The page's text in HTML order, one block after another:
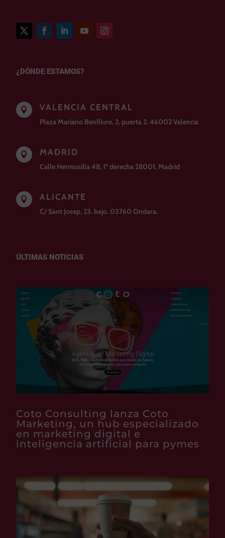
¿DÓNDE ESTAMOS?
 VALENCIA CENTRAL
Plaza Mariano Benlliure, 2, puerta 2. 46002 Valencia
 MADRID
Calle Hermosilla 48, 1º derecha 28001, Madrid
 ALICANTE
C/ Sant Josep, 23. bajo. 03760 Ondara.
ÚLTIMAS NOTICIAS
Coto Consulting lanza Coto
Marketing, un hub especializado
en marketing digital e
inteligencia artificial para pymes